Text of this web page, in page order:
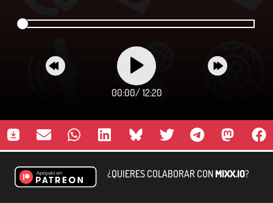
00:00/ 12:20
¿QUIERES COLABORAR CONMIXX.IO?